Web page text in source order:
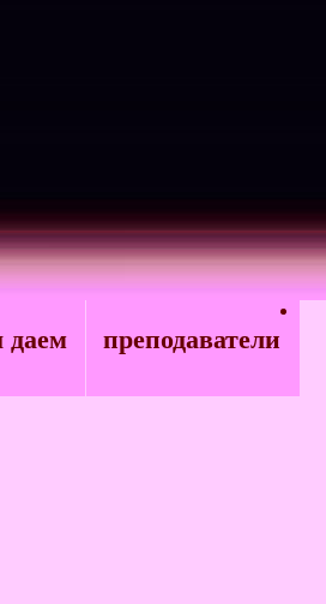
даем преподаватели